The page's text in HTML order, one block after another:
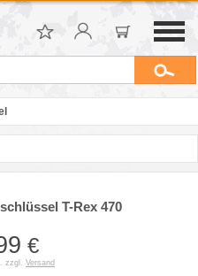
T-Rex 470
€
zzgl. Versand